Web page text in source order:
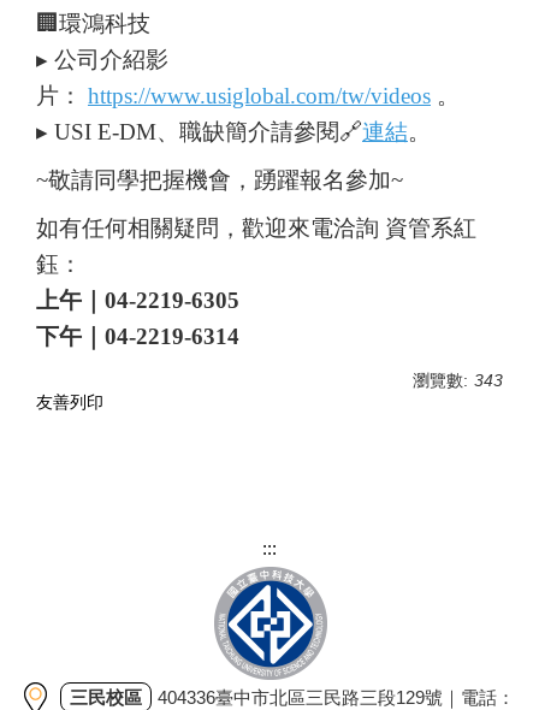
🏢環鴻科技
▸ 公司介紹影
片： https://www.usiglobal.com/tw/videos 。
▸ USI E-DM、職缺簡介請參閱🔗連結。
~敬請同學把握機會，踴躍報名參加~
如有任何相關疑問，歡迎來電洽詢 資管系紅
鈺：
上午｜ 04-2219-6305
下午｜ 04-2219-6314
瀏覽數: 343
友善列印
:::
三民校區
404336臺中市北區三民路三段129號｜電話：